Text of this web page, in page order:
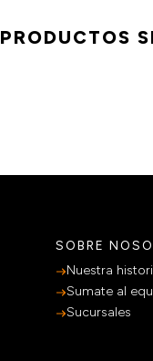
PRODUCTOS
SOBRE
Nuestra
Sumate al
Sucursales